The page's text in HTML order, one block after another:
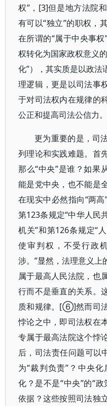
权”，[3]但是地方法院
有可以“独立”的职权，
在所谓的“属于中央事
权转化为国家政权意义
化”），其实质是以政
理逻辑，更是以司法事
于对司法权内在规律的
公正和提高司法公信力。
更为重要的是，司
列理论和实践难题。首
那么“中央”是谁？如果
能是党中央，也不能是
在现实中必然指向“两
第123条规定“中华人民
机关”和第126条规定“
使审判权，不受行政
涉。”显然，法理意义上
属于最高人民法院，也
行而不是垂直的关系。
质和规律。[⑥]然而司
悖论之中，即司法权在
专属于最高法院这个悖
后，司法责任问题可以
为“裁判负责”？中央
化？是不是“中央”的“
依据？这些按照司法独